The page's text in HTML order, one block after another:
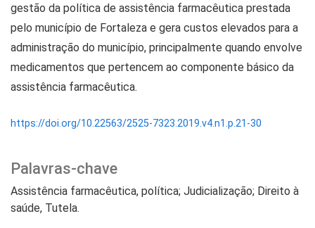
Palavras-chave
Assistência farmacêutica, política; Judicialização; Direito à
saúde, Tutela.
gestão da política de assistência farmacêutica prestada
pelo município de Fortaleza e gera custos elevados para a
administração do município, principalmente quando envolve
medicamentos que pertencem ao componente básico da
assistência farmacêutica.
https://doi.org/10.22563/2525-7323.2019.v4.n1.p.21-30